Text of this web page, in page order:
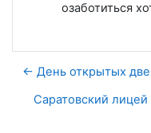
озаботиться
← День открытых
Саратовский